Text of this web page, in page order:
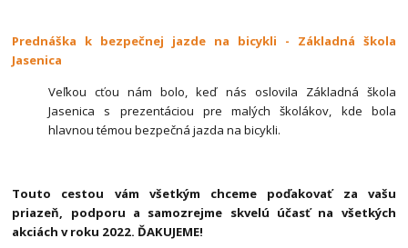
Prednáška k bezpečnej jazde na bicykli - Základná škola
Jasenica
Veľkou cťou nám bolo, keď nás oslovila Základná škola
Jasenica s prezentáciou pre malých školákov, kde bola
hlavnou témou bezpečná jazda na bicykli.
Touto cestou vám všetkým chceme poďakovať za vašu
priazeň, podporu a samozrejme skvelú účasť na všetkých
akciách v roku 2022. ĎAKUJEME!